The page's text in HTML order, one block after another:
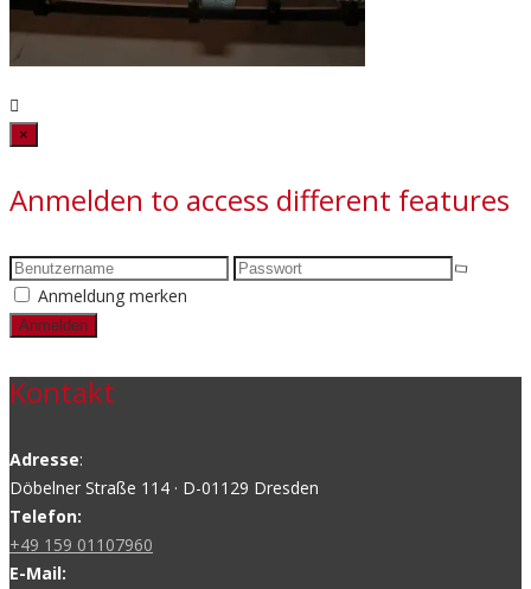
×
Anmelden to access different features
Anmeldung merken
Kontakt
Adresse:
Döbelner Straße 114 · D-01129 Dresden
Telefon:
+49 159 01107960
E-Mail: